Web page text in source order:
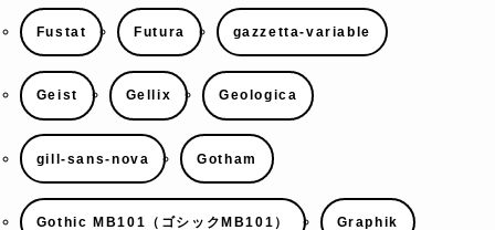
Fustat Futura gazzetta-variable
Geist Gellix Geologica
gill-sans-nova Gotham
Gothic MB101（ゴシックMB101） Graphik